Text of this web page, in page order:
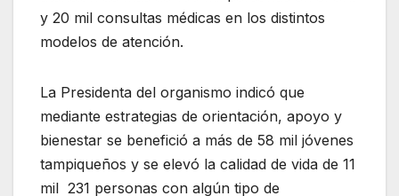
y 20 mil consultas médicas en los distintos
modelos de atención.
La Presidenta del organismo indicó que
mediante estrategias de orientación, apoyo y
bienestar se benefició a más de 58 mil jóvenes
tampiqueños y se elevó la calidad de vida de 11
mil 231 personas con algún tipo de